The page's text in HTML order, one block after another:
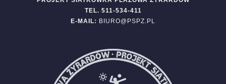
TEL. 511-534-411
E-MAIL: BIURO@PSPZ.PL